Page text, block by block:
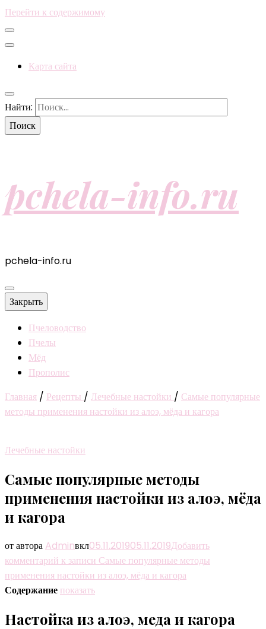
Перейти к содержимому
Карта сайта
Найти:
pchela-info.ru
pchela-info.ru
Закрыть
Пчеловодство
Пчелы
Мёд
Прополис
Главная / Рецепты / Лечебные настойки / Самые популярные
методы применения настойки из алоэ, мёда и кагора
Лечебные настойки
Самые популярные методы
применения настойки из алоэ, мёда
и кагора
от автора Adminвкл05.11.201905.11.2019Добавить
комментарий к записи Самые популярные методы
применения настойки из алоэ, мёда и кагора
Содержание показать
Настойка из алоэ, меда и кагора